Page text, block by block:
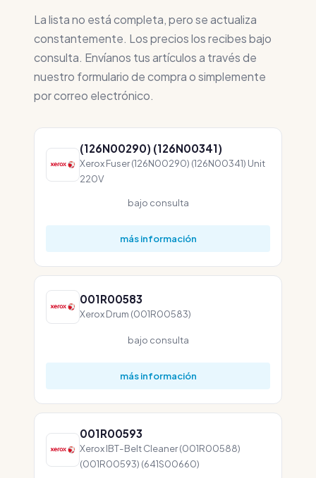
La lista no está completa, pero se actualiza
constantemente. Los precios los recibes bajo
consulta. Envíanos tus artículos a través de
nuestro formulario de compra o simplemente
por correo electrónico.
(126N00290) (126N00341)
Xerox Fuser (126N00290) (126N00341) Unit
220V
bajo consulta
más información
001R00583
Xerox Drum (001R00583)
bajo consulta
más información
001R00593
Xerox IBT-Belt Cleaner (001R00588)
(001R00593) (641S00660)